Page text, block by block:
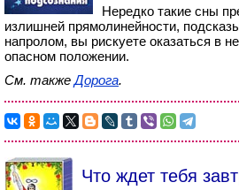
Нередко такие сны
излишней прямолинейности,
напролом, вы рискуете оказаться в
опасном положении.
См. такжеДорога.
Что ждет тебя